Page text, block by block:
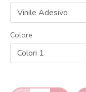
Vinile Adesivo
Colore
Colori 1